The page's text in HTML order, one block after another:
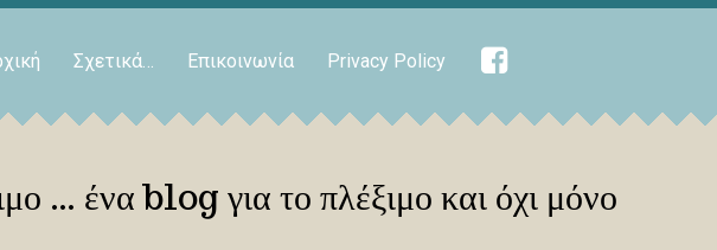
Σχετικά… Επικοινωνία Privacy Policy
… ένα blog για το πλέξιμο και όχι μόνο